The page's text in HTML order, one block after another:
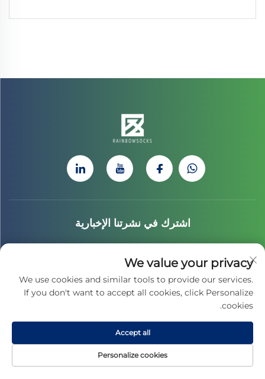
اشترك في نشرتنا الإخبارية
انضم إلى نشرتنا الإخبارية لتلقي أحدث الأخبار والتحديثات والرؤى من
فريقنا.
الاشتراك
جميع الحقوق محفوظة © 2025 لشركة جياسينغ تشاي هونغ للثقافة الرياضية المحدودة
We value your privacy
We use cookies and similar tools to provide our services.
If you don't want to accept all cookies, click Personalize
cookies.
Personalize cookies
Accept all